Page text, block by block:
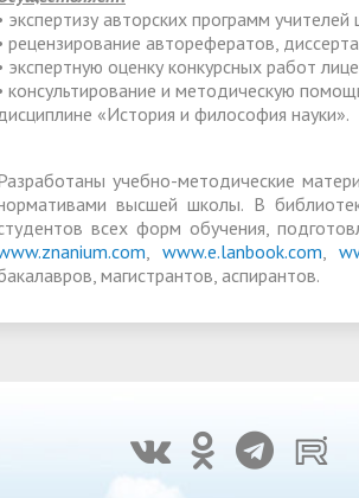
экспертизу авторских программ
рецензирование авторефератов,
экспертную оценку конкурсных работ
консультирование и методическую
«История и философия науки».
учебно-методические
высшей школы. В
всех форм обучения,
, www.е.lanbook.com,
магистрантов, аспирантов.